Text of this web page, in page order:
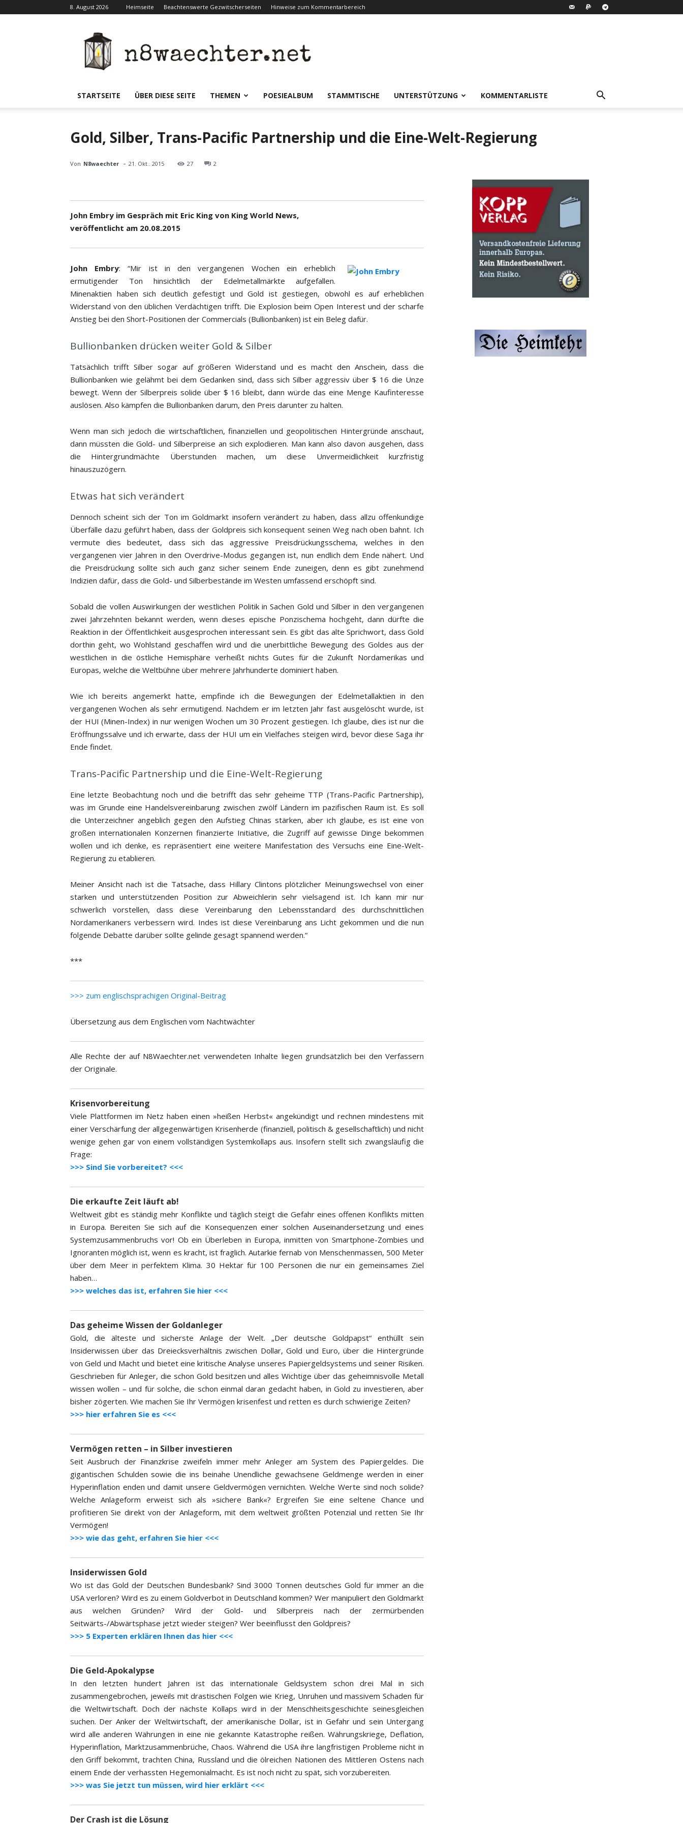
8. August 2026 Heimseite Beachtenswerte Gezwitscherseiten Hinweise zum Kommentarbereich
STARTSEITE ÜBER DIESE SEITE THEMEN POESIEALBUM STAMMTISCHE UNTERSTÜTZUNG KOMMENTARLISTE
Gold, Silber, Trans-Pacific Partnership und die Eine-Welt-Regierung
Von N8waechter - 21. Okt.. 2015 27 2
John Embry im Gespräch mit Eric King von King World News,
veröffentlicht am 20.08.2015
John Embry: “Mir ist in den vergangenen Wochen ein erheblich
ermutigender Ton hinsichtlich der Edelmetallmärkte aufgefallen.
Minenaktien haben sich deutlich gefestigt und Gold ist gestiegen, obwohl es auf erheblichen
Widerstand von den üblichen Verdächtigen trifft. Die Explosion beim Open Interest und der scharfe
Anstieg bei den Short-Positionen der Commercials (Bullionbanken) ist ein Beleg dafür.
Bullionbanken drücken weiter Gold & Silber
Tatsächlich trifft Silber sogar auf größeren Widerstand und es macht den Anschein, dass die
Bullionbanken wie gelähmt bei dem Gedanken sind, dass sich Silber aggressiv über $ 16 die Unze
bewegt. Wenn der Silberpreis solide über $ 16 bleibt, dann würde das eine Menge Kaufinteresse
auslösen. Also kämpfen die Bullionbanken darum, den Preis darunter zu halten.
Wenn man sich jedoch die wirtschaftlichen, finanziellen und geopolitischen Hintergründe anschaut,
dann müssten die Gold- und Silberpreise an sich explodieren. Man kann also davon ausgehen, dass
die Hintergrundmächte Überstunden machen, um diese Unvermeidlichkeit kurzfristig
hinauszuzögern.
Etwas hat sich verändert
Dennoch scheint sich der Ton im Goldmarkt insofern verändert zu haben, dass allzu offenkundige
Überfälle dazu geführt haben, dass der Goldpreis sich konsequent seinen Weg nach oben bahnt. Ich
vermute dies bedeutet, dass sich das aggressive Preisdrückungsschema, welches in den
vergangenen vier Jahren in den Overdrive-Modus gegangen ist, nun endlich dem Ende nähert. Und
die Preisdrückung sollte sich auch ganz sicher seinem Ende zuneigen, denn es gibt zunehmend
Indizien dafür, dass die Gold- und Silberbestände im Westen umfassend erschöpft sind.
Sobald die vollen Auswirkungen der westlichen Politik in Sachen Gold und Silber in den vergangenen
zwei Jahrzehnten bekannt werden, wenn dieses epische Ponzischema hochgeht, dann dürfte die
Reaktion in der Öffentlichkeit ausgesprochen interessant sein. Es gibt das alte Sprichwort, dass Gold
dorthin geht, wo Wohlstand geschaffen wird und die unerbittliche Bewegung des Goldes aus der
westlichen in die östliche Hemisphäre verheißt nichts Gutes für die Zukunft Nordamerikas und
Europas, welche die Weltbühne über mehrere Jahrhunderte dominiert haben.
Wie ich bereits angemerkt hatte, empfinde ich die Bewegungen der Edelmetallaktien in den
vergangenen Wochen als sehr ermutigend. Nachdem er im letzten Jahr fast ausgelöscht wurde, ist
der HUI (Minen-Index) in nur wenigen Wochen um 30 Prozent gestiegen. Ich glaube, dies ist nur die
Eröffnungssalve und ich erwarte, dass der HUI um ein Vielfaches steigen wird, bevor diese Saga ihr
Ende findet.
Trans-Pacific Partnership und die Eine-Welt-Regierung
Eine letzte Beobachtung noch und die betrifft das sehr geheime TTP (Trans-Pacific Partnership),
was im Grunde eine Handelsvereinbarung zwischen zwölf Ländern im pazifischen Raum ist. Es soll
die Unterzeichner angeblich gegen den Aufstieg Chinas stärken, aber ich glaube, es ist eine von
großen internationalen Konzernen finanzierte Initiative, die Zugriff auf gewisse Dinge bekommen
wollen und ich denke, es repräsentiert eine weitere Manifestation des Versuchs eine Eine-Welt-
Regierung zu etablieren.
Meiner Ansicht nach ist die Tatsache, dass Hillary Clintons plötzlicher Meinungswechsel von einer
starken und unterstützenden Position zur Abweichlerin sehr vielsagend ist. Ich kann mir nur
schwerlich vorstellen, dass diese Vereinbarung den Lebensstandard des durchschnittlichen
Nordamerikaners verbessern wird. Indes ist diese Vereinbarung ans Licht gekommen und die nun
folgende Debatte darüber sollte gelinde gesagt spannend werden.“
***
>>> zum englischsprachigen Original-Beitrag
Übersetzung aus dem Englischen vom Nachtwächter
Alle Rechte der auf N8Waechter.net verwendeten Inhalte liegen grundsätzlich bei den Verfassern
der Originale.
Krisenvorbereitung
Viele Plattformen im Netz haben einen »heißen Herbst« angekündigt und rechnen mindestens mit
einer Verschärfung der allgegenwärtigen Krisenherde (finanziell, politisch & gesellschaftlich) und nicht
wenige gehen gar von einem vollständigen Systemkollaps aus. Insofern stellt sich zwangsläufig die
Frage:
>>> Sind Sie vorbereitet? <<<
Die erkaufte Zeit läuft ab!
Weltweit gibt es ständig mehr Konflikte und täglich steigt die Gefahr eines offenen Konflikts mitten
in Europa. Bereiten Sie sich auf die Konsequenzen einer solchen Auseinandersetzung und eines
Systemzusammenbruchs vor! Ob ein Überleben in Europa, inmitten von Smartphone-Zombies und
Ignoranten möglich ist, wenn es kracht, ist fraglich. Autarkie fernab von Menschenmassen, 500 Meter
über dem Meer in perfektem Klima. 30 Hektar für 100 Personen die nur ein gemeinsames Ziel
haben…
>>> welches das ist, erfahren Sie hier <<<
Das geheime Wissen der Goldanleger
Gold, die älteste und sicherste Anlage der Welt. „Der deutsche Goldpapst“ enthüllt sein
Insiderwissen über das Dreiecksverhältnis zwischen Dollar, Gold und Euro, über die Hintergründe
von Geld und Macht und bietet eine kritische Analyse unseres Papiergeldsystems und seiner Risiken.
Geschrieben für Anleger, die schon Gold besitzen und alles Wichtige über das geheimnisvolle Metall
wissen wollen – und für solche, die schon einmal daran gedacht haben, in Gold zu investieren, aber
bisher zögerten. Wie machen Sie Ihr Vermögen krisenfest und retten es durch schwierige Zeiten?
>>> hier erfahren Sie es <<<
Vermögen retten – in Silber investieren
Seit Ausbruch der Finanzkrise zweifeln immer mehr Anleger am System des Papiergeldes. Die
gigantischen Schulden sowie die ins beinahe Unendliche gewachsene Geldmenge werden in einer
Hyperinflation enden und damit unsere Geldvermögen vernichten. Welche Werte sind noch solide?
Welche Anlageform erweist sich als »sichere Bank«? Ergreifen Sie eine seltene Chance und
profitieren Sie direkt von der Anlageform, mit dem weltweit größten Potenzial und retten Sie Ihr
Vermögen!
>>> wie das geht, erfahren Sie hier <<<
Insiderwissen Gold
Wo ist das Gold der Deutschen Bundesbank? Sind 3000 Tonnen deutsches Gold für immer an die
USA verloren? Wird es zu einem Goldverbot in Deutschland kommen? Wer manipuliert den Goldmarkt
aus welchen Gründen? Wird der Gold- und Silberpreis nach der zermürbenden
Seitwärts-/Abwärtsphase jetzt wieder steigen? Wer beeinflusst den Goldpreis?
>>> 5 Experten erklären Ihnen das hier <<<
Die Geld-Apokalypse
In den letzten hundert Jahren ist das internationale Geldsystem schon drei Mal in sich
zusammengebrochen, jeweils mit drastischen Folgen wie Krieg, Unruhen und massivem Schaden für
die Weltwirtschaft. Doch der nächste Kollaps wird in der Menschheitsgeschichte seinesgleichen
suchen. Der Anker der Weltwirtschaft, der amerikanische Dollar, ist in Gefahr und sein Untergang
wird alle anderen Währungen in eine nie gekannte Katastrophe reißen. Währungskriege, Deflation,
Hyperinflation, Marktzusammenbrüche, Chaos. Während die USA ihre langfristigen Probleme nicht in
den Griff bekommt, trachten China, Russland und die ölreichen Nationen des Mittleren Ostens nach
einem Ende der verhassten Hegemonialmacht. Es ist noch nicht zu spät, sich vorzubereiten.
>>> was Sie jetzt tun müssen, wird hier erklärt <<<
Der Crash ist die Lösung